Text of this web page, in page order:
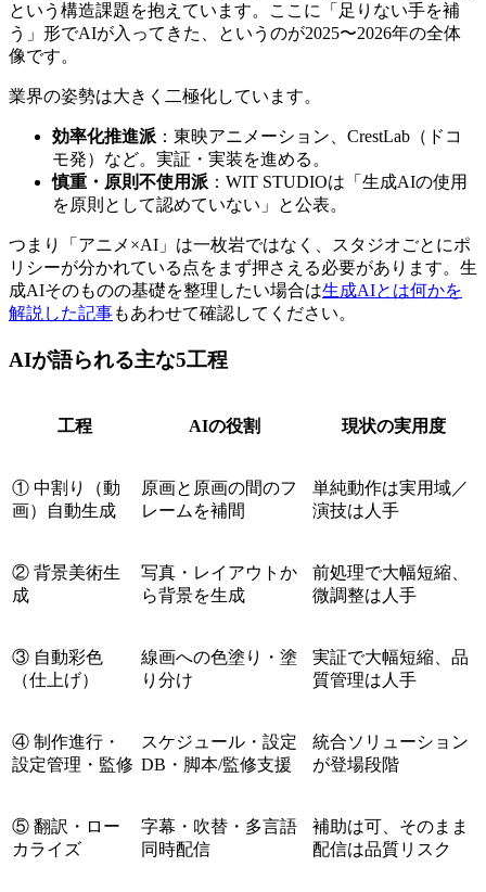
という構造課題を抱えています。ここに「足りない手を補
う」形でAIが入ってきた、というのが2025〜2026年の全体
像です。
業界の姿勢は大きく二極化しています。
効率化推進派 ：東映アニメーション、CrestLab（ドコ
モ発）など。実証・実装を進める。
慎重・原則不使用派 ：WIT STUDIOは「生成AIの使用
を原則として認めていない」と公表。
つまり「アニメ×AI」は一枚岩ではなく、スタジオごとにポ
リシーが分かれている点をまず押さえる必要があります。生
成AIそのものの基礎を整理したい場合は生成AIとは何かを
解説した記事もあわせて確認してください。
AIが語られる主な5工程
工程 AIの役割 現状の実用度
① 中割り（動
画）自動生成
原画と原画の間のフ
レームを補間
単純動作は実用域／
演技は人手
② 背景美術生
成
写真・レイアウトか
ら背景を生成
前処理で大幅短縮、
微調整は人手
③ 自動彩色
（仕上げ）
線画への色塗り・塗
り分け
実証で大幅短縮、品
質管理は人手
④ 制作進行・
設定管理・監修
スケジュール・設定
DB・脚本/監修支援
統合ソリューション
が登場段階
⑤ 翻訳・ロー
カライズ
字幕・吹替・多言語
同時配信
補助は可、そのまま
配信は品質リスク